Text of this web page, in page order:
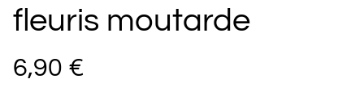
fleuris moutarde
6,90 €